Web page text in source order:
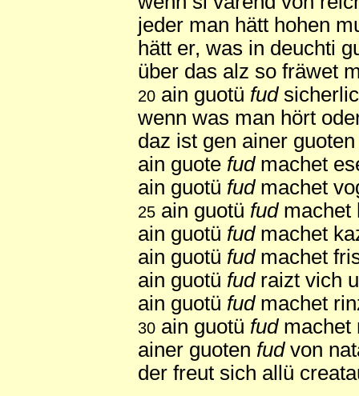
jeder man hätt hohen
hätt er, was in deuchti
über das alz so fräwet
20 ain guotü fud
wenn was man hört
daz ist gen ainer
ain guote fudmachet
ain guotü fudmachet
25 ain guotü fudmachet
ain guotü fudmachet
ain guotü fudmachet
ain guotü fudraizt vich
ain guotü fudmachet
30 ain guotü fudmachet
ainer guoten fudvon
der freut sich allü